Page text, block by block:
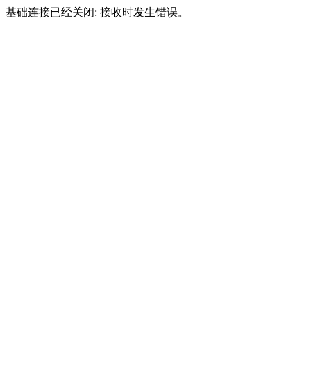
基础连接已经关闭: 接收时发生错误。